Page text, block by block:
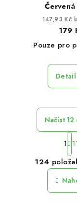
147,93 Kč
179
Pouze pro
Detail
O
v
l
á
Načíst 12
S
t
r
á
n
k
1
124